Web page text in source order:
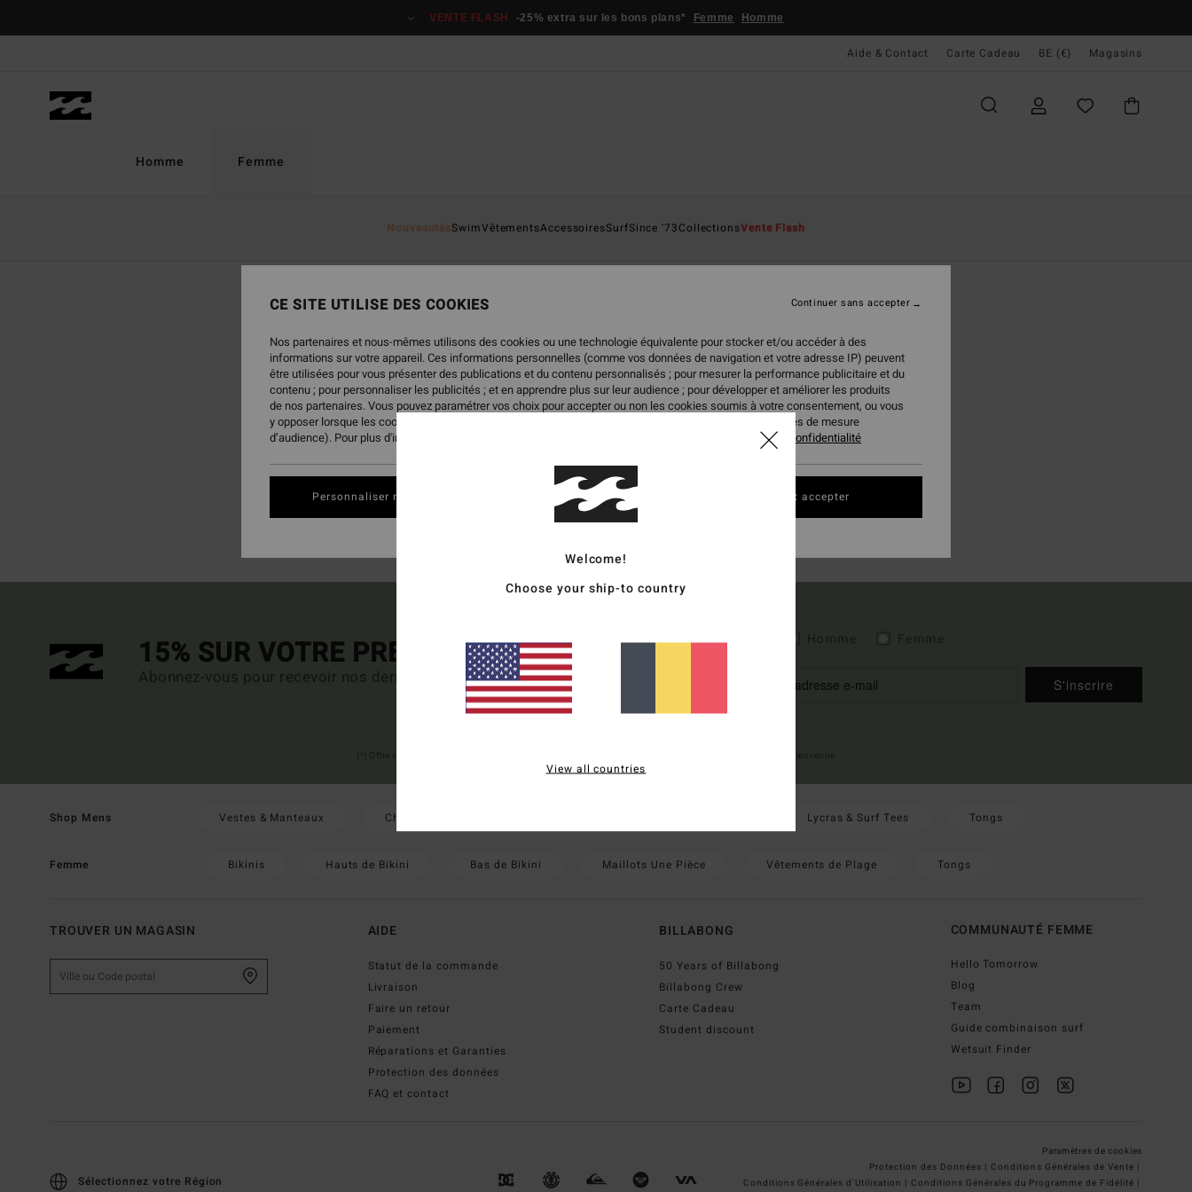
VENTE FLASH -25% extra sur les bons plans* Femme Homme
Aide & Contact Carte Cadeau BE (€) Magasins
Homme Femme
NouveautésSwimVêtementsAccessoiresSurfSince '73CollectionsVente Flash
15% SUR VOTRE PREMIÈRE COMMANDE*
Abonnez-vous pour recevoir nos dernières actus et nos offres exclusives.
Collection
S'inscrire
Shop Mens Vestes & Manteaux Chemises Lycras & Surf Tees Tongs
Femme Bikinis Hauts de Bikini Bas de Bikini Maillots Une Pièce Vêtements de Plage Tongs
TROUVER UN MAGASIN AIDE
Statut de la commande
Livraison
Faire un retour
Paiement
Réparations et Garanties
Protection des données
FAQ et contact
BILLABONG
50 Years of Billabong
Billabong Crew
Carte Cadeau
Student discount
COMMUNAUTÉ FEMME
Hello Tomorrow
Blog
Team
Guide combinaison surf
Wetsuit Finder
Sélectionnez votre Région
Paramètres de cookies
Protection des Données | Conditions Générales de Vente |
Conditions Générales d'Utilisation | Conditions Générales du Programme de Fidélité |
Welcome!
Choose your ship-to country
View all countries
CE SITE UTILISE DES COOKIES
Nos partenaires et nous-mêmes utilisons des cookies ou une technologie équivalente pour stocker et/ou accéder à des
informations sur votre appareil. Ces informations personnelles (comme vos données de navigation et votre adresse IP) peuvent
être utilisées pour vous présenter des publications et du contenu personnalisés ; pour mesurer la performance publicitaire et du
contenu ; pour personnaliser les publicités ; et en apprendre plus sur leur audience ; pour développer et améliorer les produits
de nos partenaires. Vous pouvez paramétrer vos choix pour accepter ou non les cookies soumis à votre consentement, ou vous
y opposer lorsque les cookies concernés ne relèvent pas de votre consentement (tels que certains cookies de mesure
d’audience). Pour plus d'informations, consultez notre :
Politique de confidentialité
Personnaliser mes choix
Continuer sans accepter
Tout accepter